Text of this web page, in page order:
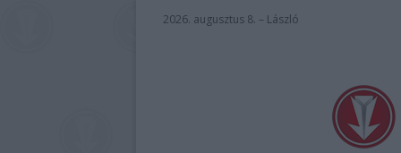
2026. augusztus 8. – László